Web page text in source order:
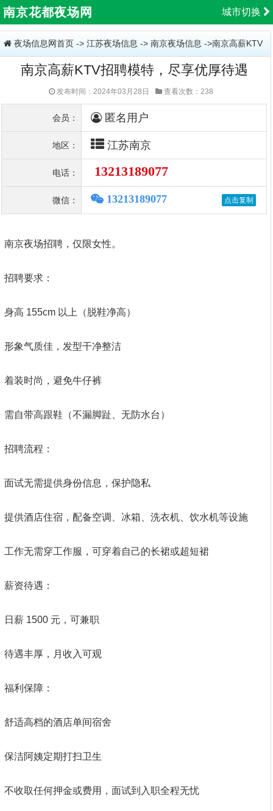
城市切换
南京花都夜场网
夜场信息网首页 -> 江苏夜场信息 -> 南京夜场信息 ->南京高薪KTV
招聘模特，尽享优厚待遇
南京高薪KTV招聘模特，尽享优厚待遇
发布时间：2024年03月28日 查看次数：238
会员： 匿名用户
地区： 江苏南京
电话： 13213189077
微信： 13213189077
南京夜场招聘，仅限女性。
招聘要求：
身高 155cm 以上（脱鞋净高）
形象气质佳，发型干净整洁
着装时尚，避免牛仔裤
需自带高跟鞋（不漏脚趾、无防水台）
招聘流程：
面试无需提供身份信息，保护隐私
提供酒店住宿，配备空调、冰箱、洗衣机、饮水机等设施
工作无需穿工作服，可穿着自己的长裙或超短裙
薪资待遇：
日薪 1500 元，可兼职
待遇丰厚，月收入可观
福利保障：
舒适高档的酒店单间宿舍
保洁阿姨定期打扫卫生
不收取任何押金或费用，面试到入职全程无忧